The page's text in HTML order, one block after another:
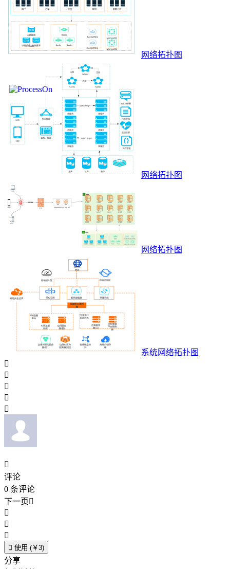
网络拓扑图
网络拓扑图
网络拓扑图
系统网络拓扑图






评论
0 条评论
下一页



 使用 (￥3)
分享